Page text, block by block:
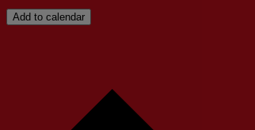
Add to calendar